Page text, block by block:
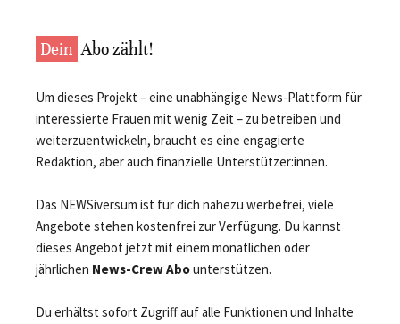
Dein Abo zählt!
Um dieses Projekt – eine unabhängige News-Plattform für
interessierte Frauen mit wenig Zeit – zu betreiben und
weiterzuentwickeln, braucht es eine engagierte
Redaktion, aber auch finanzielle Unterstützer:innen.
Das NEWSiversum ist für dich nahezu werbefrei, viele
Angebote stehen kostenfrei zur Verfügung. Du kannst
dieses Angebot jetzt mit einem monatlichen oder
jährlichen News-Crew Abounterstützen.
Du erhältst sofort Zugriff auf alle Funktionen und Inhalte